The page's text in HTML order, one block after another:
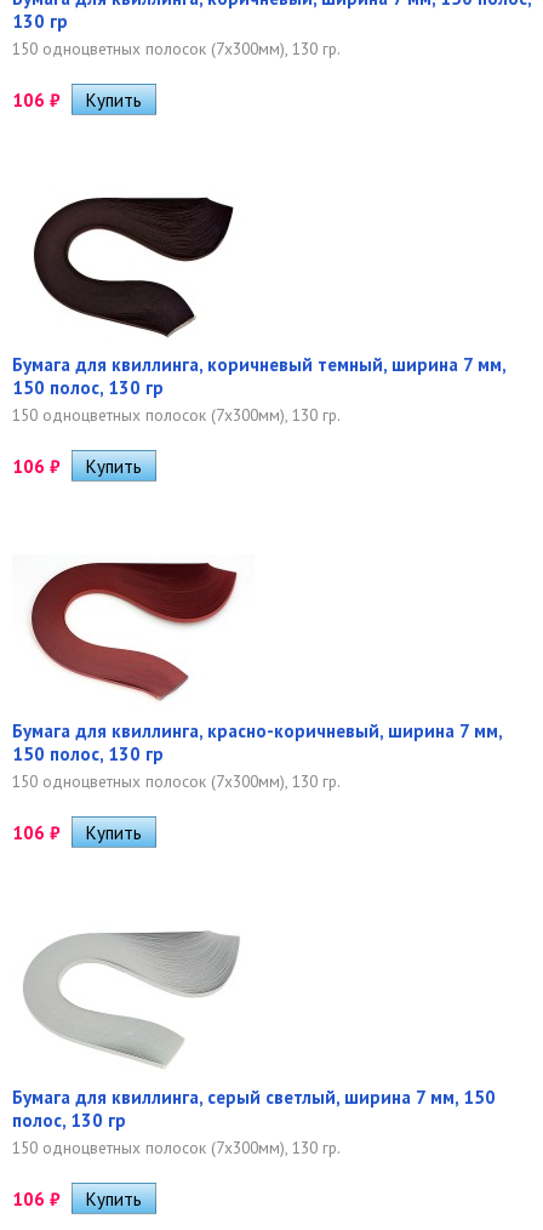
130 гр
150 одноцветных полосок (7х300мм), 130 гр.
106 ₽
Бумага для квиллинга, коричневый темный, ширина 7 мм,
150 полос, 130 гр
150 одноцветных полосок (7х300мм), 130 гр.
106 ₽
Бумага для квиллинга, красно-коричневый, ширина 7 мм,
150 полос, 130 гр
150 одноцветных полосок (7х300мм), 130 гр.
106 ₽
Бумага для квиллинга, серый светлый, ширина 7 мм, 150
полос, 130 гр
150 одноцветных полосок (7х300мм), 130 гр.
106 ₽